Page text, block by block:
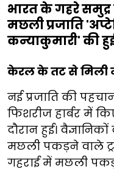
भारत के गहरे
मछली प्रजाति
कन्याकुमारी' की
केरल के तट से मिली
नई प्रजाति की
फिशरीज हार्बर में
दौरान हुई।
मछली पकड़ने वाले
गहराई में मछली